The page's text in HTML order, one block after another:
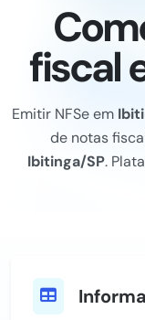
fiscal
Emitir NFSe em
de notas
Ibitinga/SP.